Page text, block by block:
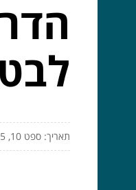
תאריך: ספט 10, 2025